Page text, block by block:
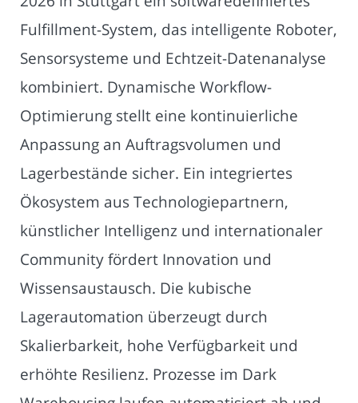
Fulfillment-System, das intelligente Roboter,
Sensorsysteme und Echtzeit-Datenanalyse
kombiniert. Dynamische Workflow-
Optimierung stellt eine kontinuierliche
Anpassung an Auftragsvolumen und
Lagerbestände sicher. Ein integriertes
Ökosystem aus Technologiepartnern,
künstlicher Intelligenz und internationaler
Community fördert Innovation und
Wissensaustausch. Die kubische
Lagerautomation überzeugt durch
Skalierbarkeit, hohe Verfügbarkeit und
erhöhte Resilienz. Prozesse im Dark